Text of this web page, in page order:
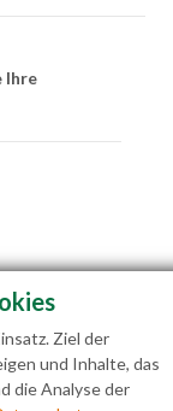
Ihre
Ziel der
und Inhalte, das
die Analyse der